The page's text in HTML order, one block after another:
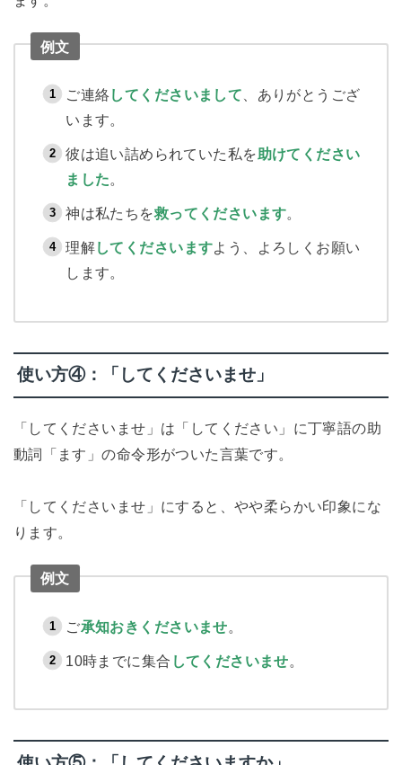
例文
ご連絡 してくださいまして 、ありがとうござ
います。
彼は追い詰められていた私を助けて ください
ました。
神は私たちを救ってくださいます。
理解してくださいますよう、よろしくお願い
します。
使い方④：「してくださいませ」
「してくださいませ」は「してください」に丁寧語の助
動詞「ます」の命令形がついた言葉です。
「してくださいませ」にすると、やや柔らかい印象にな
ります。
例文
ご承知おきくださいませ。
10時までに集合 してくださいませ。